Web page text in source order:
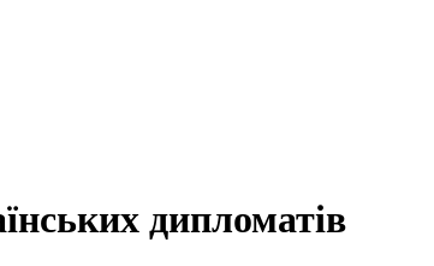
дипломатів